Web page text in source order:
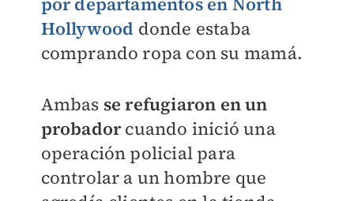
Hollywood donde estaba
comprando ropa con su mamá.
Ambas se refugiaron en un
probadorcuando inició una
operación policial para
controlar a un hombre que